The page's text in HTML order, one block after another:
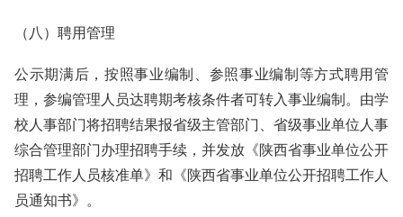
（八）聘用管理
公示期满后，按照事业编制、参照事业编制等方式聘用管
理，参编管理人员达聘期考核条件者可转入事业编制。由学
校人事部门将招聘结果报省级主管部门、省级事业单位人事
综合管理部门办理招聘手续，并发放《陕西省事业单位公开
招聘工作人员核准单》和《陕西省事业单位公开招聘工作人
员通知书》。